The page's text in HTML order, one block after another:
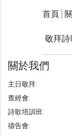
關於我們
光明週刊
敬拜詩歌
首頁
敬拜詩
關於我們
主日敬拜:
查經會:
詩歌培訓班:
禱告會: